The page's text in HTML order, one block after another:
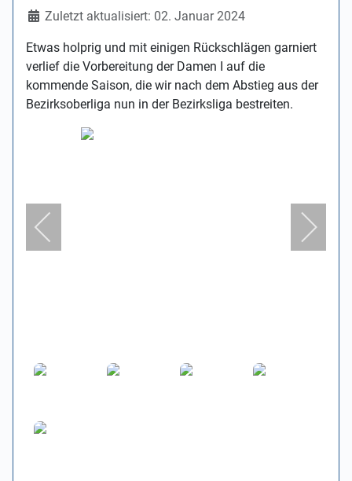
Zuletzt aktualisiert: 02. Januar 2024
Etwas holprig und mit einigen Rückschlägen garniert
verlief die Vorbereitung der Damen I auf die
kommende Saison, die wir nach dem Abstieg aus der
Bezirksoberliga nun in der Bezirksliga bestreiten.